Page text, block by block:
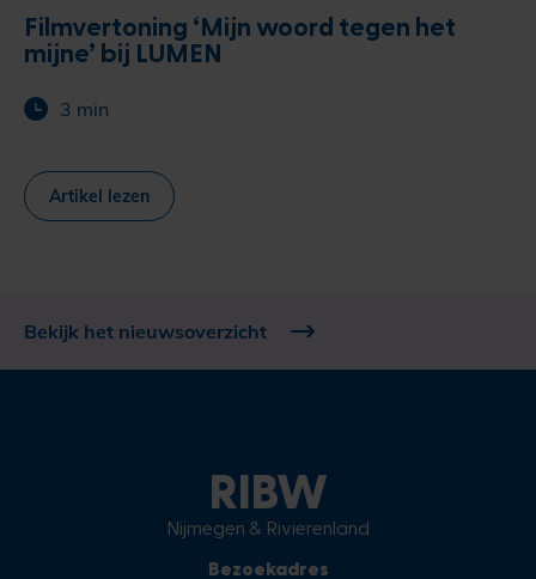
Filmvertoning ‘Mijn woord tegen het
mijne’ bij LUMEN
3 min
Artikel lezen
Bekijk het nieuwsoverzicht
RIBW
Nijmegen & Rivierenland
Bezoekadres